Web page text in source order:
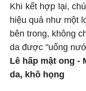
Khi kết hợp lại,
hiệu quả như một
bên trong, không
da được "uống
Lê hấp mật ong -
da, khô họng